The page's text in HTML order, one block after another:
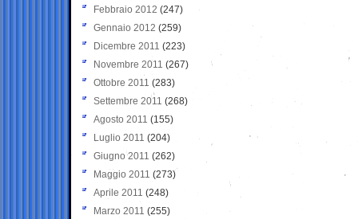
Febbraio 2012 (247)
Gennaio 2012 (259)
Dicembre 2011 (223)
Novembre 2011 (267)
Ottobre 2011 (283)
Settembre 2011 (268)
Agosto 2011 (155)
Luglio 2011 (204)
Giugno 2011 (262)
Maggio 2011 (273)
Aprile 2011 (248)
Marzo 2011 (255)